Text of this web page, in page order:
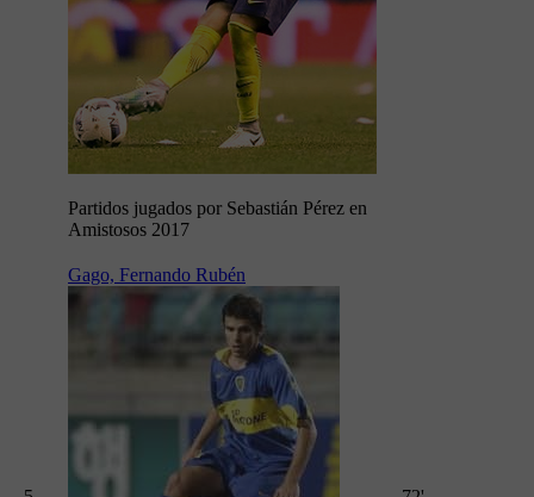
Partidos jugados por Sebastián Pérez en
Amistosos 2017
Gago, Fernando Rubén